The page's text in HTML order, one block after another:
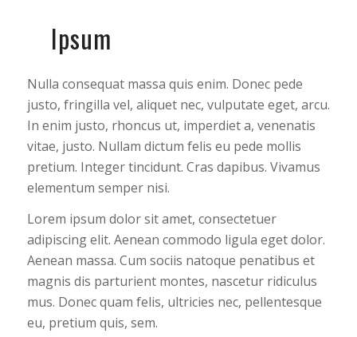
Ipsum
Nulla consequat massa quis enim. Donec pede
justo, fringilla vel, aliquet nec, vulputate eget, arcu.
In enim justo, rhoncus ut, imperdiet a, venenatis
vitae, justo. Nullam dictum felis eu pede mollis
pretium. Integer tincidunt. Cras dapibus. Vivamus
elementum semper nisi.
Lorem ipsum dolor sit amet, consectetuer
adipiscing elit. Aenean commodo ligula eget dolor.
Aenean massa. Cum sociis natoque penatibus et
magnis dis parturient montes, nascetur ridiculus
mus. Donec quam felis, ultricies nec, pellentesque
eu, pretium quis, sem.